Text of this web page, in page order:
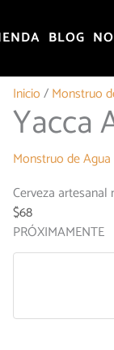
BLOG
Inicio/Monstruo
Yacca
Monstruo de Agua
Cerveza artesanal
$68
PRÓXIMAMENTE